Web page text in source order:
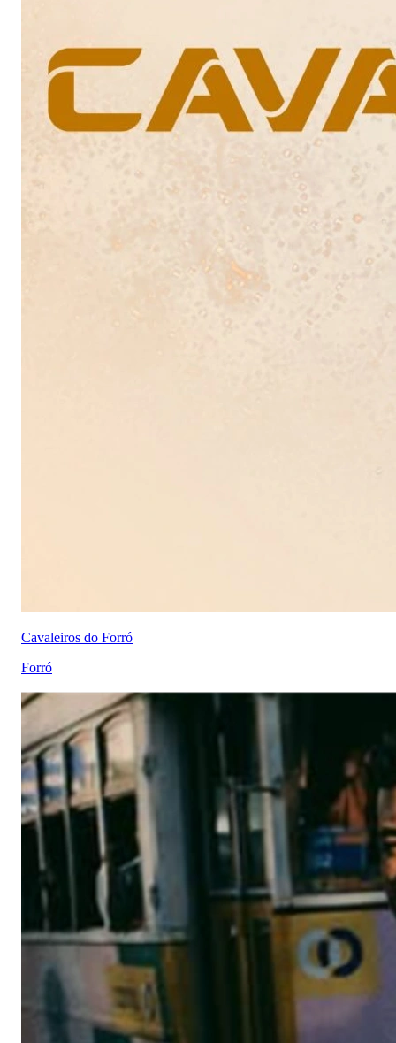
Cavaleiros do Forró
Forró